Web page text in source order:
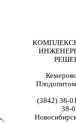
(3842) 38-
38-